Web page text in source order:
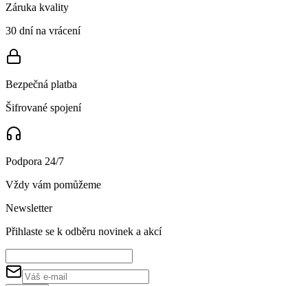
Záruka kvality
30 dní na vrácení
Bezpečná platba
Šifrované spojení
Podpora 24/7
Vždy vám pomůžeme
Newsletter
Přihlaste se k odběru novinek a akcí